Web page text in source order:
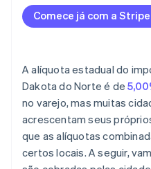
Comece já com a Stripe
A alíquota estadual do
Dakota do Norte é de
no varejo, mas muitas
acrescentam seus
que as alíquotas
certos locais. A seguir,